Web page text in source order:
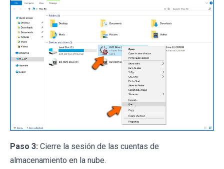
Paso 3: Cierre la sesión de las cuentas de
almacenamiento en la nube.